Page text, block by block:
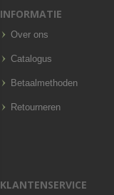
INFORMATIE
Over ons
Catalogus
Betaalmethoden
Retourneren
KLANTENSERVICE